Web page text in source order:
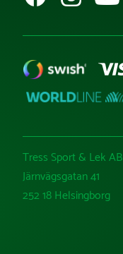
Tress Sport & Lek AB
Järnvägsgatan 41
252 18 Helsingborg